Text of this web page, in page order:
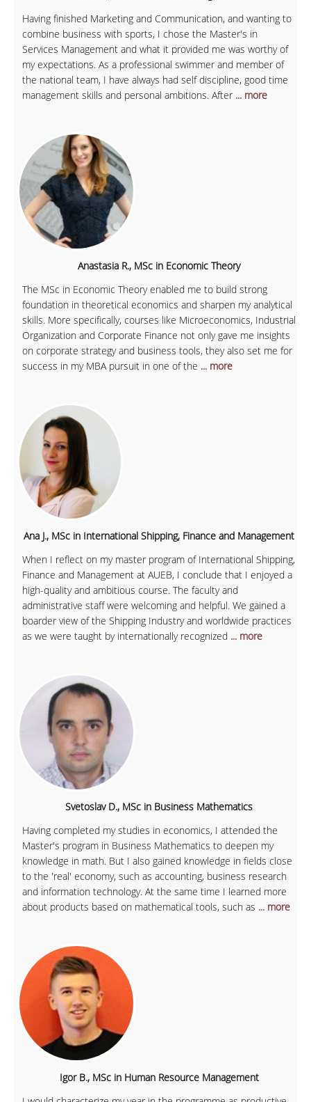
Having finished Marketing and Communication, and wanting to
combine business with sports, I chose the Master's in
Services Management and what it provided me was worthy of
my expectations. As a professional swimmer and member of
the national team, I have always had self discipline, good time
management skills and personal ambitions. After ... more
Anastasia R., MSc in Economic Theory
The MSc in Economic Theory enabled me to build strong
foundation in theoretical economics and sharpen my analytical
skills. More specifically, courses like Microeconomics, Industrial
Organization and Corporate Finance not only gave me insights
on corporate strategy and business tools, they also set me for
success in my MBA pursuit in one of the ... more
Ana J., MSc in International Shipping, Finance and Management
When I reflect on my master program of International Shipping,
Finance and Management at AUEB, I conclude that I enjoyed a
high-quality and ambitious course. The faculty and
administrative staff were welcoming and helpful. We gained a
boarder view of the Shipping Industry and worldwide practices
as we were taught by internationally recognized ... more
Svetoslav D., MSc in Business Mathematics
Having completed my studies in economics, I attended the
Master's program in Business Mathematics to deepen my
knowledge in math. But I also gained knowledge in fields close
to the 'real' economy, such as accounting, business research
and information technology. At the same time I learned more
about products based on mathematical tools, such as ... more
Igor B., MSc in Human Resource Management